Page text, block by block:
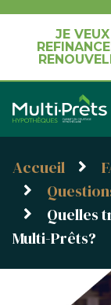
JE VEUX
Accueil
Quelles
Multi-Prêts?